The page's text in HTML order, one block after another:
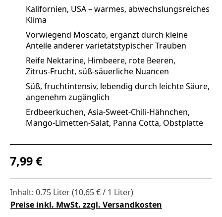
Kalifornien, USA – warmes, abwechslungsreiches
Klima
Vorwiegend Moscato, ergänzt durch kleine
Anteile anderer varietätstypischer Trauben
Reife Nektarine, Himbeere, rote Beeren,
Zitrus‑Frucht, süß‑säuerliche Nuancen
Süß, fruchtintensiv, lebendig durch leichte Säure,
angenehm zugänglich
Erdbeerkuchen, Asia‑Sweet‑Chili‑Hähnchen,
Mango‑Limetten‑Salat, Panna Cotta, Obstplatte
Regulärer Preis:
7,99 €
Inhalt: 0.75 Liter(10,65 € / 1 Liter)
Preise inkl. MwSt. zzgl. Versandkosten